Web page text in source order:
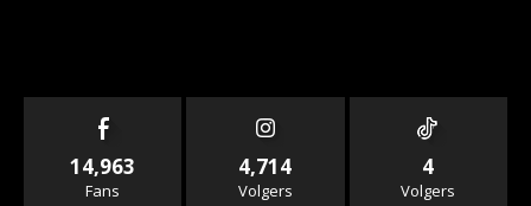
14,963
Fans
4,714
Volgers
4
Volgers